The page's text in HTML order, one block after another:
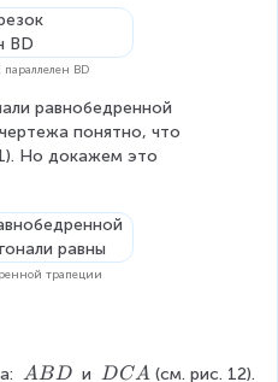
a
ll
el
E
a
E
BD
равнобедренной
понятно, что
Но докажем это
трапеции
\
ABD и \
DCA (см. рис. 12).